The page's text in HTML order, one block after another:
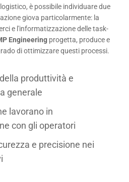
è possibile individuare due
giova particolarmente: la
e l'informatizzazione delle task-
Engineeringprogetta, produce e
di ottimizzare questi processi.
produttività e
generale
lavorano in
con gli operatori
e precisione nei